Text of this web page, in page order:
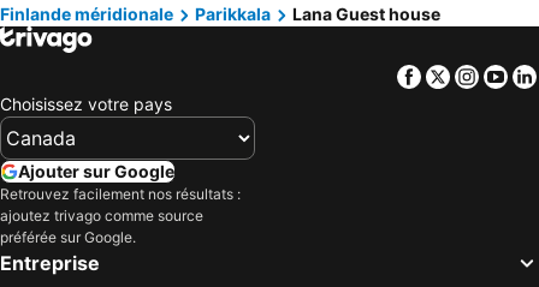
Finlande méridionale
Parikkala Lana Guest house
Facebook
Twitter
Choisissez votre pays
Ajouter sur Google
Retrouvez facilement nos résultats :
ajoutez trivago comme source
préférée sur Google.
Entreprise